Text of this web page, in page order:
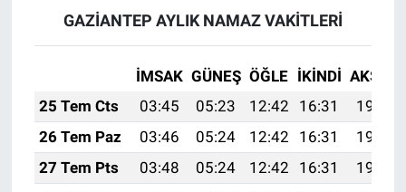
GAZİANTEP AYLIK NAMAZ VAKITLERI
İMSAK GÜNEŞ ÖĞLE İKINDI AKŞAM
25 Tem Cts
03:45 05:23 12:42 16:31
19:51
26 Tem Paz
03:46 05:24 12:42 16:31
19:51
27 Tem Pts
03:48 05:24 12:42 16:31
19:50